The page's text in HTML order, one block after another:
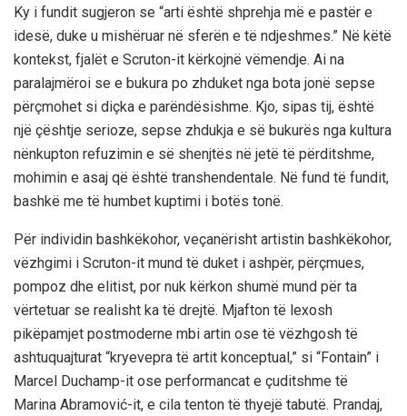
Ky i fundit sugjeron se “arti është shprehja më e pastër e
idesë, duke u mishëruar në sferën e të ndjeshmes.” Në këtë
kontekst, fjalët e Scruton-it kërkojnë vëmendje. Ai na
paralajmëroi se e bukura po zhduket nga bota jonë sepse
përçmohet si diçka e parëndësishme. Kjo, sipas tij, është
një çështje serioze, sepse zhdukja e së bukurës nga kultura
nënkupton refuzimin e së shenjtës në jetë të përditshme,
mohimin e asaj që është transhendentale. Në fund të fundit,
bashkë me të humbet kuptimi i botës tonë.
Për individin bashkëkohor, veçanërisht artistin bashkëkohor,
vëzhgimi i Scruton-it mund të duket i ashpër, përçmues,
pompoz dhe elitist, por nuk kërkon shumë mund për ta
vërtetuar se realisht ka të drejtë. Mjafton të lexosh
pikëpamjet postmoderne mbi artin ose të vëzhgosh të
ashtuquajturat “kryevepra të artit konceptual,” si “Fontain” i
Marcel Duchamp-it ose performancat e çuditshme të
Marina Abramović-it, e cila tenton të thyejë tabutë. Prandaj,